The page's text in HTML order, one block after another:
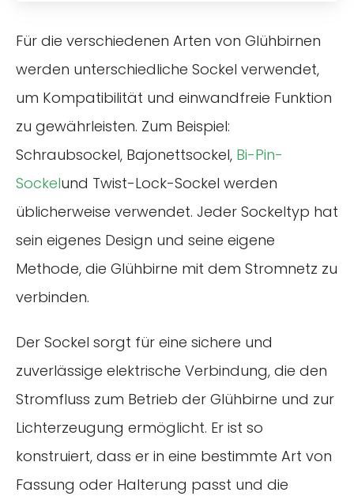
Für die verschiedenen Arten von Glühbirnen
werden unterschiedliche Sockel verwendet,
um Kompatibilität und einwandfreie Funktion
zu gewährleisten. Zum Beispiel:
Schraubsockel, Bajonettsockel, Bi-Pin-
Sockelund Twist-Lock-Sockel werden
üblicherweise verwendet. Jeder Sockeltyp hat
sein eigenes Design und seine eigene
Methode, die Glühbirne mit dem Stromnetz zu
verbinden.
Der Sockel sorgt für eine sichere und
zuverlässige elektrische Verbindung, die den
Stromfluss zum Betrieb der Glühbirne und zur
Lichterzeugung ermöglicht. Er ist so
konstruiert, dass er in eine bestimmte Art von
Fassung oder Halterung passt und die